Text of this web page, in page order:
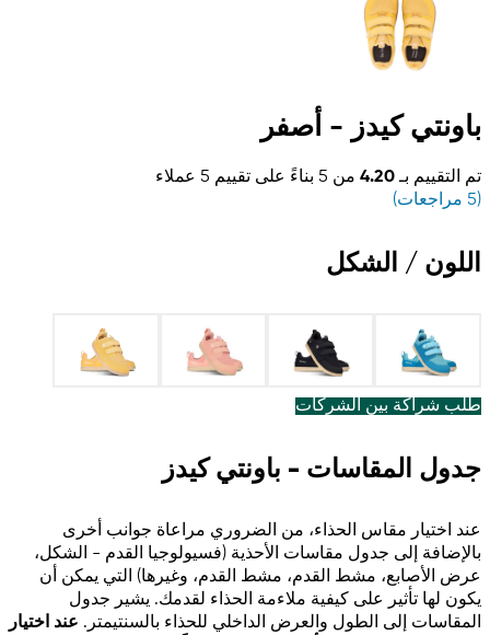
باونتي كيدز - أصفر
تم التقييم بـ4.20 من 5 بناءً على تقييم 5 عملاء
(
5 مراجعات)
اللون / الشكل
طلب شراكة بين الشركات
جدول المقاسات - باونتي كيدز
عند اختيار مقاس الحذاء، من الضروري مراعاة جوانب أخرى
بالإضافة إلى جدول مقاسات الأحذية (فسيولوجيا القدم - الشكل،
عرض الأصابع، مشط القدم، مشط القدم، وغيرها) التي يمكن أن
يكون لها تأثير على كيفية ملاءمة الحذاء لقدمك. يشير جدول
المقاسات إلى الطول والعرض الداخلي للحذاء بالسنتيمتر. عند اختيار